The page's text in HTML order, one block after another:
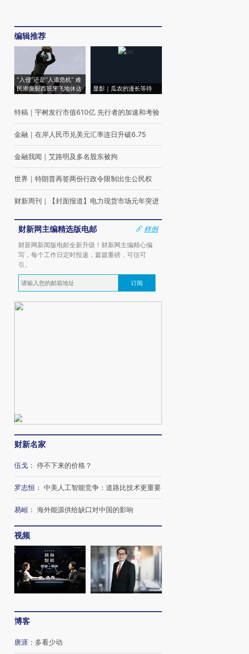
编辑推荐
“入侵”还是“人道危机” 难
民潮撕裂西班牙飞地休达
显影｜瓜农的漫长等待
特稿 ｜ 宇树发行市值610亿 先行者的加速和考验
金融 ｜ 在岸人民币兑美元汇率连日升破6.75
金融我闻 ｜ 艾路明及多名股东被拘
世界 ｜ 特朗普再签两份行政令限制出生公民权
财新周刊 ｜ 【封面报道】电力现货市场元年突进
财新网主编精选版电邮
样例
财新网新闻版电邮全新升级！财新网主编精心编
写，每个工作日定时投递，篇篇重磅，可信可
引。
订阅
财新名家
伍戈 ： 停不下来的价格？
罗志恒 ： 中美人工智能竞争：道路比技术更重要
易峘 ： 海外能源供给缺口对中国的影响
视频
博客
唐涯 ： 多看少动